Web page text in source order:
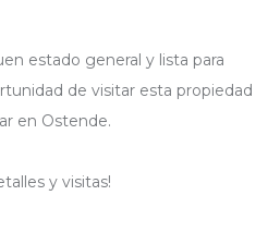
estado general y lista para
de visitar esta propiedad
en Ostende.
y visitas!